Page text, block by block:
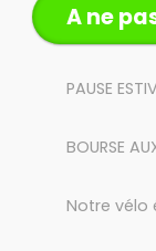
A ne
PAUSE
BOURSE
Notre vélo